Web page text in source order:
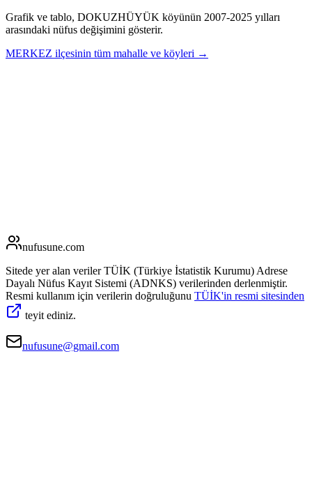
Grafik ve tablo, DOKUZHÜYÜK köyünün 2007-2025 yılları
arasındaki nüfus değişimini gösterir.
MERKEZ ilçesinin tüm mahalle ve köyleri →
nufusune.com
Sitede yer alan veriler TÜİK (Türkiye İstatistik Kurumu) Adrese
Dayalı Nüfus Kayıt Sistemi (ADNKS) verilerinden derlenmiştir.
Resmi kullanım için verilerin doğruluğunu TÜİK'in resmi sitesinden
teyit ediniz.
nufusune@gmail.com